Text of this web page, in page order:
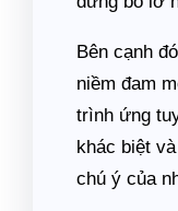
Bên cạnh
niềm đam
trình ứng
khác biệt
chú ý của